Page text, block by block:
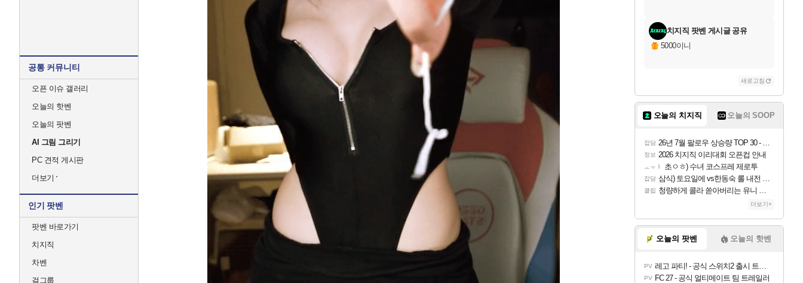
공통 커뮤니티
오픈 이슈 갤러리
오늘의 핫벤
오늘의 팟벤
AI 그림 그리기
PC 견적 게시판
더보기
인기 팟벤
팟벤 바로가기
치지직
차벤
걸그룹
치지직 팟벤 게시글 공유
5000이니
새로고침
오늘의 치지직 오늘의 SOOP
잡담 26년 7월 팔로우 상승량 TOP 30 - 월간 치지직
정보 2026 치지직 이리대회 오픈컵 안내
ㅗㅜㅑ 초ㅇㅎ) 수녀 코스프레 제로투
잡담 삼식) 토요일에 vs한동숙 롤 내전 예정
클립 청량하게 콜라 쏟아버리는 유니 ㅋㅋㅋ
더보기+
오늘의 팟벤 오늘의 핫벤
PV 레고 파티! - 공식 스위치2 출시 트레일러
PV FC 27 - 공식 얼티메이트 팀 트레일러